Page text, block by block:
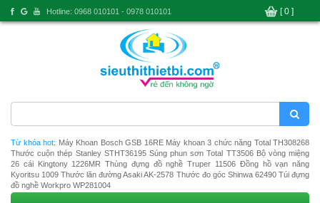
Từ khóa hot: Máy Khoan Bosch GSB 16RE Máy khoan 3 chức năng Total TH308268
Thước cuộn thép Stanley STHT36195 Súng phun sơn Total TT3506 Bộ vòng miệng
26 cái Kingtony 1226MR Thùng đựng đồ nghề Truper 11506 Đồng hồ vạn năng
Kyoritsu 1009 Thước lăn đường Asaki AK-2578 Thước đo góc Shinwa 62490 Túi đựng
đồ nghề Workpro WP281004
Hotline: 0968 010101 - 0978 010101 [ 0 ]